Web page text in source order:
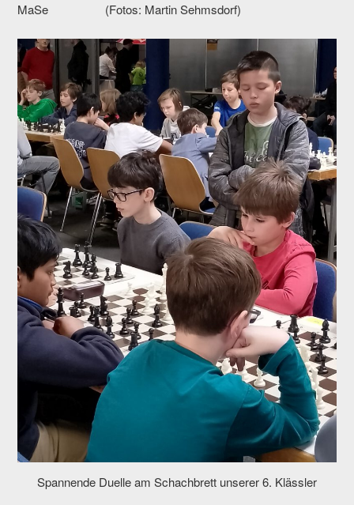
MaSe (Fotos: Martin Sehmsdorf)
Spannende Duelle am Schachbrett unserer 6. Klässler